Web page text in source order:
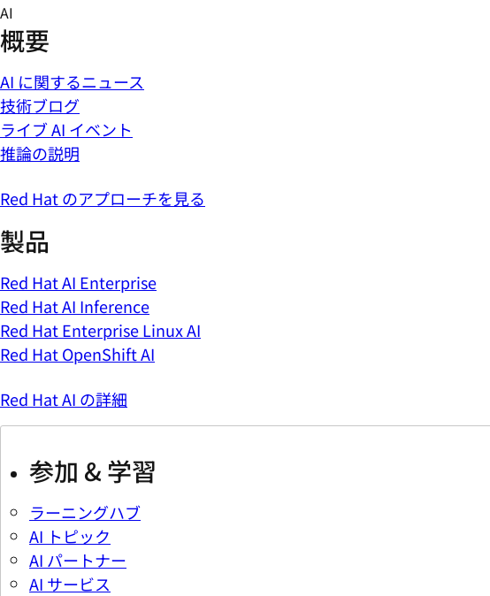
Skip
to
content
AI
概要
AI に関するニュース
技術ブログ
ライブ AI イベント
推論の説明
Red Hat のアプローチを見る
製品
Red Hat AI Enterprise
Red Hat AI Inference
Red Hat Enterprise Linux AI
Red Hat OpenShift AI
Red Hat AI の詳細
参加 & 学習
ラーニングハブ
AI トピック
AI パートナー
AI サービス